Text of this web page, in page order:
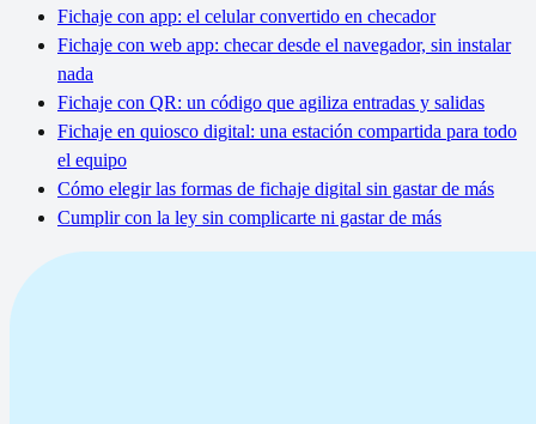
Fichaje con app: el celular convertido en checador
Fichaje con web app: checar desde el navegador, sin instalar
nada
Fichaje con QR: un código que agiliza entradas y salidas
Fichaje en quiosco digital: una estación compartida para todo
el equipo
Cómo elegir las formas de fichaje digital sin gastar de más
Cumplir con la ley sin complicarte ni gastar de más